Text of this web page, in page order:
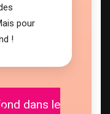
pour
!
dans le